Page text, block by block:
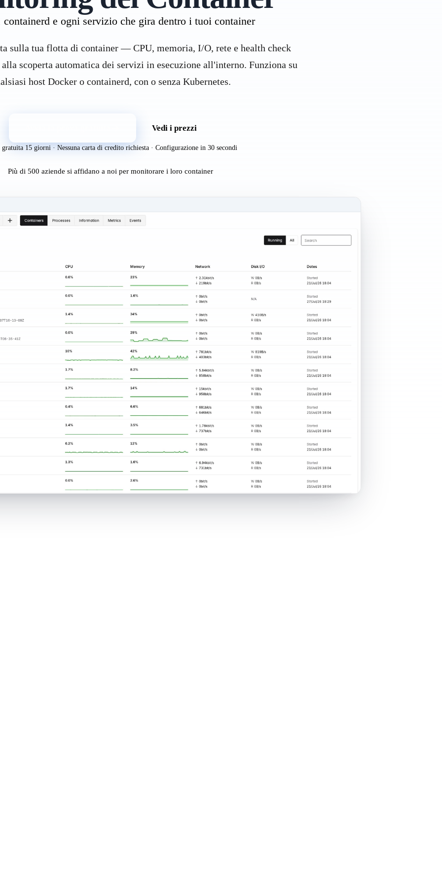
containerd e ogni servizio che gira dentro i tuoi container
sulla tua flotta di container — CPU, memoria, I/O, rete e health check
scoperta automatica dei servizi in esecuzione all'interno. Funziona su
host Docker o containerd, con o senza Kubernetes.
Vedi i prezzi
gratuita 15 giorni · Nessuna carta di credito richiesta · Configurazione in 30 secondi
Più di 500 aziende si affidano a noi per monitorare i loro container